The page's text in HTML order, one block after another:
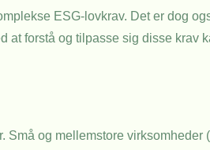
ESG-lovkrav. Det er dog
forstå og tilpasse sig disse krav
og mellemstore virksomheder